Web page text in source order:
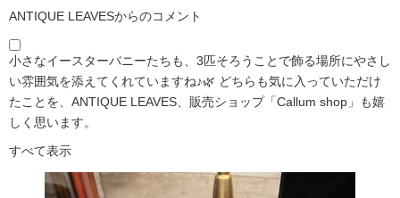
ANTIQUE LEAVESからのコメント
小さなイースターバニーたちも、3匹そろうことで飾る場所にやさし
い雰囲気を添えてくれていますね♪🌿 どちらも気に入っていただけ
たことを、ANTIQUE LEAVES、販売ショップ「Callum shop」も嬉
しく思います。
すべて表示